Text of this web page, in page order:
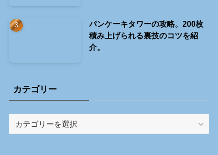
パンケーキタワーの攻略。200枚
積み上げられる裏技のコツを紹
介。
カテゴリー